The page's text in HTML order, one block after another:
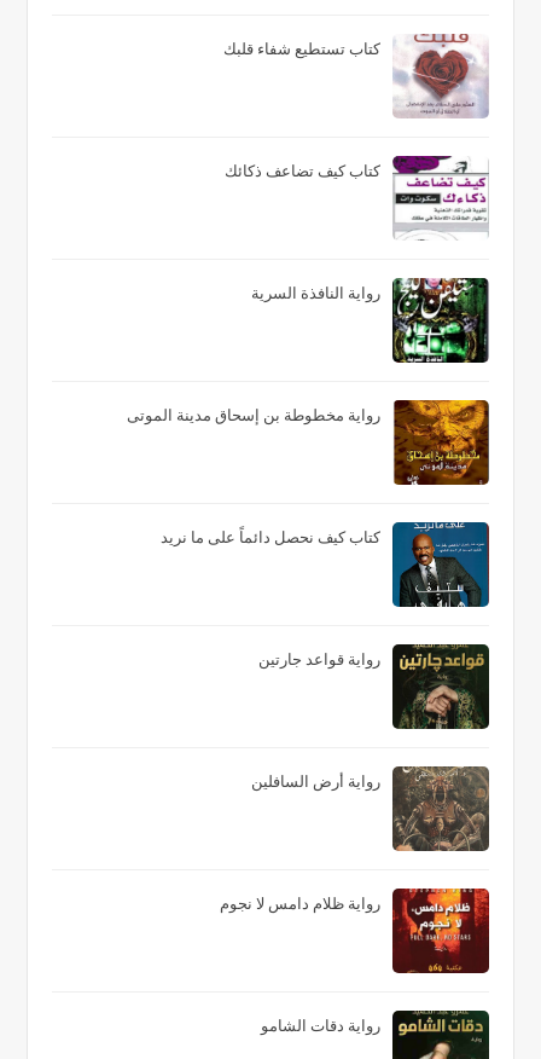
كتاب تستطيع شفاء قلبك
كتاب كيف تضاعف ذكائك
رواية النافذة السرية
رواية مخطوطة بن إسحاق مدينة الموتى
كتاب كيف نحصل دائماً على ما نريد
رواية قواعد جارتين
رواية أرض السافلين
رواية ظلام دامس لا نجوم
رواية دقات الشامو